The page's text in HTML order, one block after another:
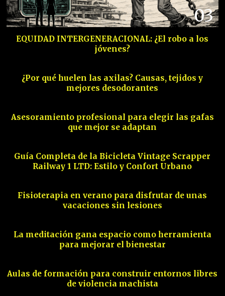
03
EQUIDAD INTERGENERACIONAL: ¿El robo a los
jóvenes?
¿Por qué huelen las axilas? Causas, tejidos y
mejores desodorantes
Asesoramiento profesional para elegir las gafas
que mejor se adaptan
Guía Completa de la Bicicleta Vintage Scrapper
Railway 1 LTD: Estilo y Confort Urbano
Fisioterapia en verano para disfrutar de unas
vacaciones sin lesiones
La meditación gana espacio como herramienta
para mejorar el bienestar
Aulas de formación para construir entornos libres
de violencia machista